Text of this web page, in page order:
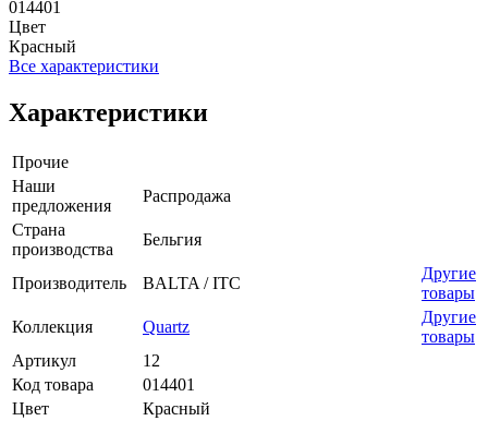
014401
Цвет
Красный
Все характеристики
Характеристики
Прочие
Наши
предложения
Распродажа
Страна
производства
Бельгия
Производитель BALTA / ITC
Другие
товары
Коллекция
Quartz
Другие
товары
Артикул
12
Код товара
014401
Цвет
Красный